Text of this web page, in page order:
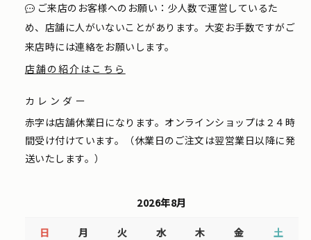
ご来店のお客様へのお願い：少人数で運営しているた
め、店舗に人がいないことがあります。大変お手数ですがご
来店時には連絡をお願いします。
店舗の紹介はこちら
カレンダー
赤字は店舗休業日になります。オンラインショップは２４時
間受け付けています。（休業日のご注文は翌営業日以降に発
送いたします。）
2026年8月
日 月 火 水 木 金 土